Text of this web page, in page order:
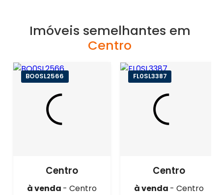
Imóveis semelhantes em
Centro
BO0SL2566
Centro
à venda - Centro
FL0SL3387
Centro
à venda - Centro